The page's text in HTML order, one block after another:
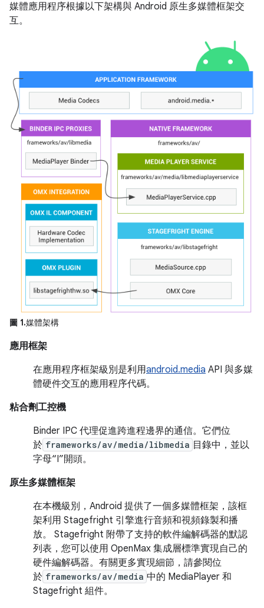
媒體應用程序根據以下架構與 Android 原生多媒體框架交
互。
圖 1.媒體架構
應用框架
在應用程序框架級別是利用android.media API 與多媒
體硬件交互的應用程序代碼。
粘合劑工控機
Binder IPC 代理促進跨進程邊界的通信。它們位
於 frameworks/av/media/libmedia 目錄中，並以
字母“I”開頭。
原生多媒體框架
在本機級別，Android 提供了一個多媒體框架，該框
架利用 Stagefright 引擎進行音頻和視頻錄製和播
放。 Stagefright 附帶了支持的軟件編解碼器的默認
列表，您可以使用 OpenMax 集成層標準實現自己的
硬件編解碼器。有關更多實現細節，請參閱位
於 frameworks/av/media 中的 MediaPlayer 和
Stagefright 組件。